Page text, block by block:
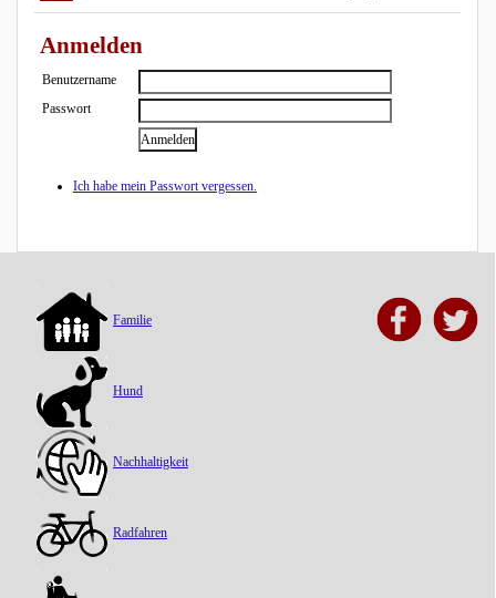
Anmelden
Benutzername
Passwort
Ich habe mein Passwort vergessen.
Familie
Hund
Nachhaltigkeit
Radfahren